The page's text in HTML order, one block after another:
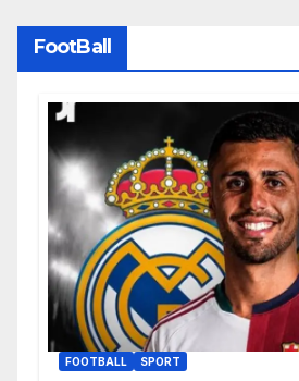
FootBall
FOOTBALL SPORT